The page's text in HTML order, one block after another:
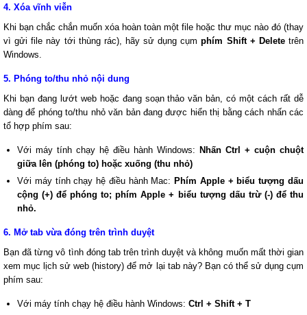
4. Xóa vĩnh viễn
Khi bạn chắc chắn muốn xóa hoàn toàn một file hoặc thư mục nào đó (thay
vì gửi file này tới thùng rác), hãy sử dụng cụmphím Shift + Deletetrên
Windows.
5. Phóng to/thu nhỏ nội dung
Khi bạn đang lướt web hoặc đang soạn thảo văn bản, có một cách rất dễ
dàng để phóng to/thu nhỏ văn bản đang được hiển thị bằng cách nhấn các
tổ hợp phím sau:
Với máy tính chạy hệ điều hành Windows: Nhấn Ctrl + cuộn chuột
giữa lên (phóng to) hoặc xuống (thu nhỏ)
Với máy tính chạy hệ điều hành Mac: Phím Apple + biểu tượng dấu
cộng (+) để phóng to; phím Apple + biểu tượng dấu trừ (-) để thu
nhỏ.
6. Mở tab vừa đóng trên trình duyệt
Bạn đã từng vô tình đóng tab trên trình duyệt và không muốn mất thời gian
xem mục lịch sử web (history) để mở lại tab này? Bạn có thể sử dụng cụm
phím sau:
Với máy tính chạy hệ điều hành Windows: Ctrl + Shift + T